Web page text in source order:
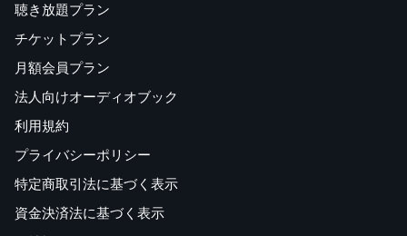
聴き放題プラン
チケットプラン
月額会員プラン
法人向けオーディオブック
利用規約
プライバシーポリシー
特定商取引法に基づく表示
資金決済法に基づく表示